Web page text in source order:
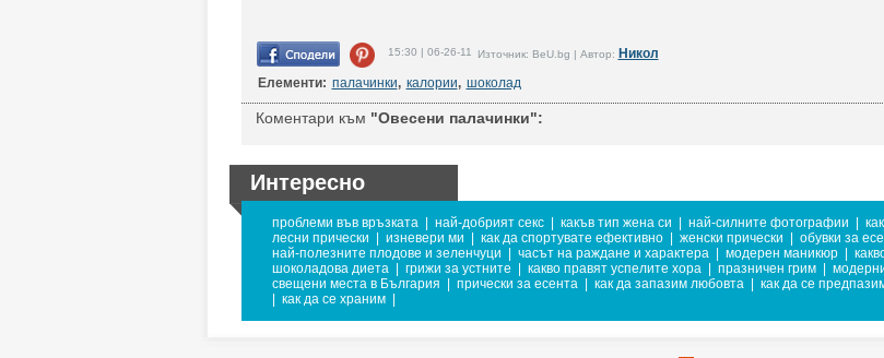
15:30 | 06-26-11 Източник: BeU.bg | Автор: Никол
Елементи: палачинки, калории, шоколад
Коментари към "Овесени палачинки":
Интересно
проблеми във връзката най-добрият секс какъв тип жена си най-силните фотографии
лесни прически
изневери ми как да спортувате ефективно женски прически обувки за
най-полезните плодове и зеленчуци
часът на раждане и характера модерен маникюр
шоколадова диета
грижи за устните какво правят успелите хора празничен грим
свещени места в България
прически за есента как да запазим любовта как да се
как да се храним